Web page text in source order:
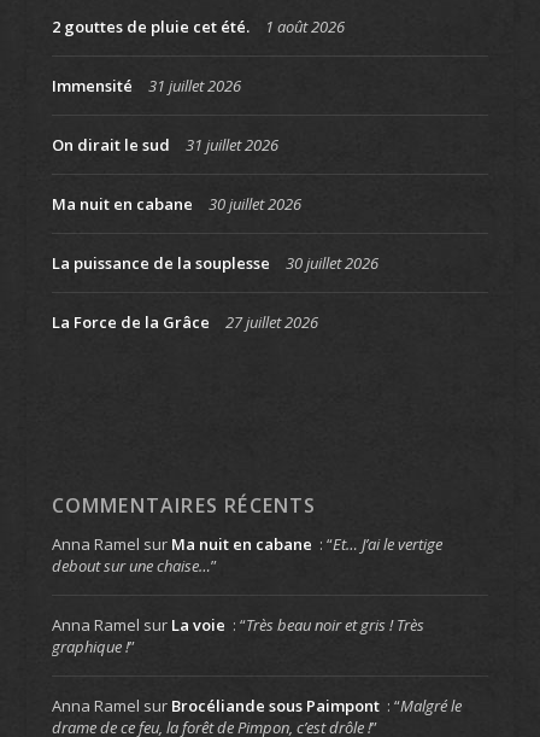
2 gouttes de pluie cet été. 1 août 2026
Immensité 31 juillet 2026
On dirait le sud 31 juillet 2026
Ma nuit en cabane 30 juillet 2026
La puissance de la souplesse 30 juillet 2026
La Force de la Grâce 27 juillet 2026
COMMENTAIRES RÉCENTS
Anna Ramel sur Ma nuit en cabane : “Et… J’ai le vertige
debout sur une chaise…”
Anna Ramel sur La voie : “Très beau noir et gris ! Très
graphique !”
Anna Ramel sur Brocéliande sous Paimpont : “Malgré le
drame de ce feu, la forêt de Pimpon, c’est drôle !”